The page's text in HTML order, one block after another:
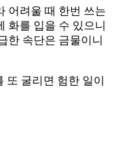
어려울 때 한번 쓰는
화를 입을 수 있으니
한 속단은 금물이니
또 굴리면 험한 일이